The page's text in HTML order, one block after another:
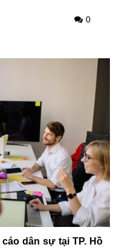
0
dân sự tại TP. Hồ